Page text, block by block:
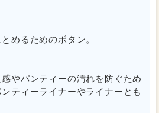
めるためのボタン。
やパンティーの汚れを防ぐため
ティーライナーやライナーとも